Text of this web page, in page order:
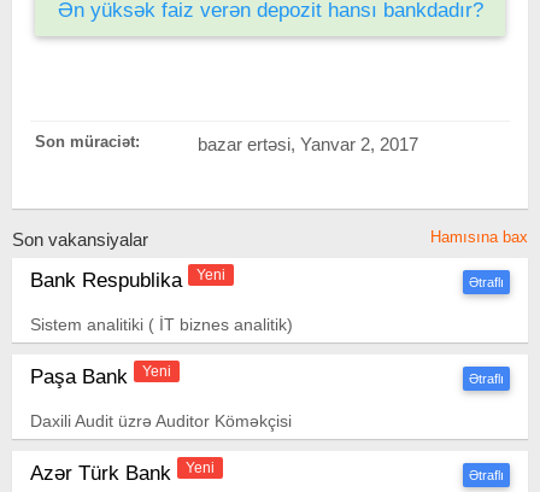
Ən yüksək faiz verən depozit hansı bankdadır?
Son müraciət: bazar ertəsi, Yanvar 2, 2017
Son vakansiyalar Hamısına bax
Bank Respublika Yeni Ətraflı
Sistem analitiki ( İT biznes analitik)
Paşa Bank Yeni Ətraflı
Daxili Audit üzrə Auditor Köməkçisi
Azər Türk Bank Yeni Ətraflı